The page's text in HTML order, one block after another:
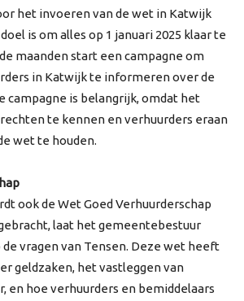
het invoeren van de wet in Katwijk
is om alles op 1 januari 2025 klaar te
maanden start een campagne om
in Katwijk te informeren over de
campagne is belangrijk, omdat het
te kennen en verhuurders eraan
wet te houden.
ook de Wet Goed Verhuurderschap
laat het gemeentebestuur
vragen van Tensen. Deze wet heeft
geldzaken, het vastleggen van
en hoe verhuurders en bemiddelaars